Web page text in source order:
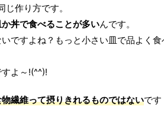
作り方です。
丼で食べることが多いんです。
ですよね？もっと小さい皿で品よく
よ～!(^^)!
繊維って摂りきれるものではないです